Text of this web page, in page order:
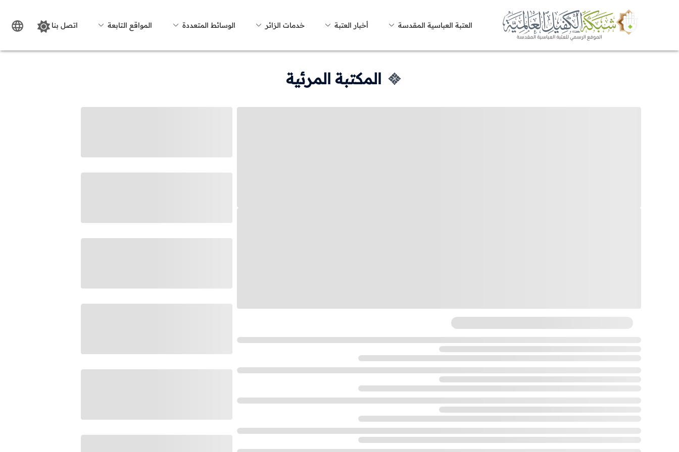
العتبة العباسية المقدسة أخبار العتبة خدمات الزائر الوسائط المتعددة المواقع التابعة اتصل بنا
المكتبة المرئية